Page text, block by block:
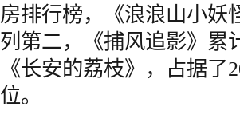
房排行榜，《浪浪山小妖
列第二，《捕风追影》累
《长安的荔枝》，占据
位。